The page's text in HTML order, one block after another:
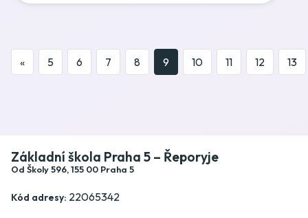
« 5 6 7 8 9 10 11 12 13
Základní škola Praha 5 – Řeporyje
Od Školy 596, 155 00 Praha 5
Kód adresy: 22065342